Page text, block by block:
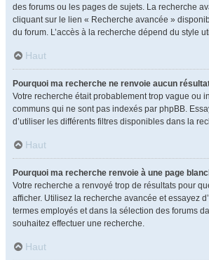
des forums ou les pages de sujets. La recherche
cliquant sur le lien « Recherche avancée »
du forum. L’accès à la recherche dépend du style
Haut
Pourquoi ma recherche ne renvoie aucun
Votre recherche était probablement trop vague ou
communs qui ne sont pas indexés par phpBB.
d’utiliser les différents filtres disponibles dans la
Haut
Pourquoi ma recherche renvoie à une page
Votre recherche a renvoyé trop de résultats pour
afficher. Utilisez la recherche avancée et essayez
termes employés et dans la sélection des forums
souhaitez effectuer une recherche.
Haut